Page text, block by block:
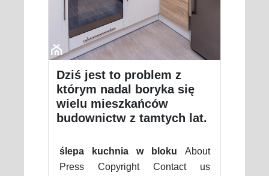
Dziś jest to problem z
którym nadal boryka się
wielu mieszkańców
budownictw z tamtych lat.
ślepa kuchnia w bloku About
Press Copyright Contact us